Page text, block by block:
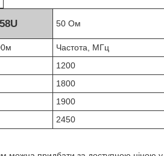
50 Ом
Частота, МГц
1200
1800
1900
2450